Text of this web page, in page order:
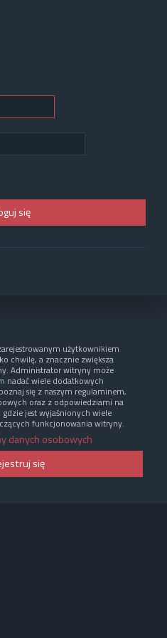
użytkownikiem
chwilę, a znacznie zwiększa
Administrator witryny może
nadać wiele dodatkowych
się z naszym regulaminem,
oraz z odpowiedziami na
gdzie jest wyjaśnionych wiele
funkcjonowania witryny.
danych osobowych
się